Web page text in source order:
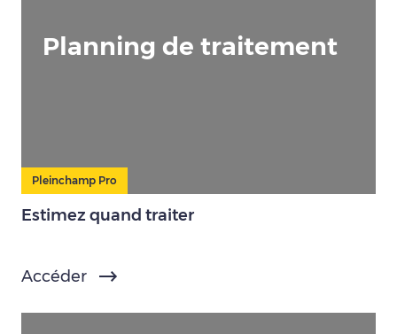
Planning de traitement
Pleinchamp Pro
Estimez quand traiter
Accéder